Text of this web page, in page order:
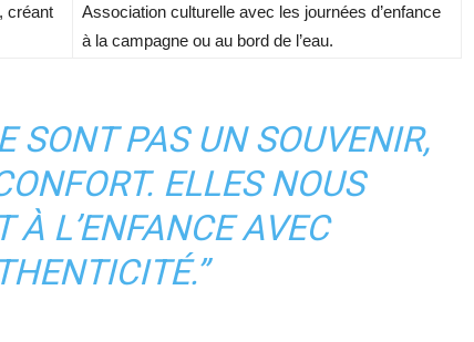
créant
Association culturelle avec les journées d’enfance
à la campagne ou au bord de l’eau.
SONT PAS UN SOUVENIR,
ELLES NOUS
À L’ENFANCE AVEC